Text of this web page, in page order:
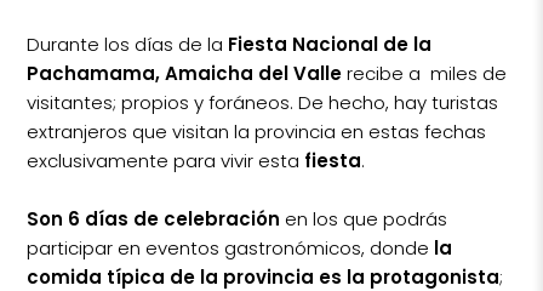
Durante los días de la Fiesta Nacional de la
Pachamama, Amaicha del Vallerecibe a miles de
visitantes; propios y foráneos. De hecho, hay turistas
extranjeros que visitan la provincia en estas fechas
exclusivamente para vivir esta fiesta.
Son 6 días de celebración en los que podrás
participar en eventos gastronómicos, donde la
comida típica de la provincia es la protagonista;